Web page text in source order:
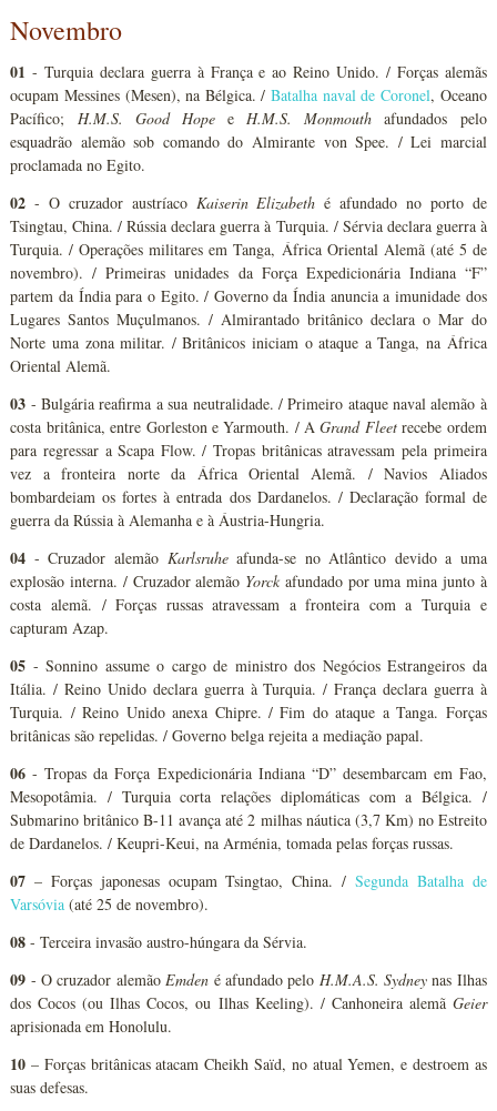
Novembro
01 - Turquia declara guerra à França e ao Reino Unido. / Forças alemãs
ocupam Messines (Mesen), na Bélgica. /Batalha naval de Coronel, Oceano
Pacífico; H.M.S. Good Hopee H.M.S. Monmouth afundados pelo
esquadrão alemão sob comando do Almirante von Spee. / Lei marcial
proclamada no Egito.
02 - O cruzador austríaco Kaiserin Elizabeth é afundado no porto de
Tsingtau, China. / Rússia declara guerra à Turquia. / Sérvia declara guerra à
Turquia. / Operações militares em Tanga, África Oriental Alemã (até 5 de
novembro). / Primeiras unidades da Força Expedicionária Indiana “F”
partem da Índia para o Egito. / Governo da Índia anuncia a imunidade dos
Lugares Santos Muçulmanos. / Almirantado britânico declara o Mar do
Norte uma zona militar. / Britânicos iniciam o ataque a Tanga, na África
Oriental Alemã.
03 - Bulgária reafirma a sua neutralidade. / Primeiro ataque naval alemão à
costa britânica, entre Gorleston e Yarmouth. / AGrand Fleetrecebe ordem
para regressar a Scapa Flow. / Tropas britânicas atravessam pela primeira
vez a fronteira norte da África Oriental Alemã. / Navios Aliados
bombardeiam os fortes à entrada dos Dardanelos. / Declaração formal de
guerra da Rússia à Alemanha e à Áustria-Hungria.
04 - Cruzador alemão Karlsruheafunda-se no Atlântico devido a uma
explosão interna. / Cruzador alemão Yorck afundado por uma mina junto à
costa alemã. / Forças russas atravessam a fronteira com a Turquia e
capturam Azap.
05 - Sonnino assume o cargo de ministro dos Negócios Estrangeiros da
Itália. / Reino Unido declara guerra à Turquia. / França declara guerra à
Turquia. / Reino Unido anexa Chipre. / Fim do ataque a Tanga. Forças
britânicas são repelidas. / Governo belga rejeita a mediação papal.
06 - Tropas da Força Expedicionária Indiana “D” desembarcam em Fao,
Mesopotâmia. / Turquia corta relações diplomáticas com a Bélgica. /
Submarino britânico B-11 avança até 2 milhas náutica (3,7 Km) no Estreito
de Dardanelos. / Keupri-Keui, na Arménia, tomada pelas forças russas.
07 – Forças japonesas ocupam Tsingtao, China. / Segunda Batalha de
Varsóvia (até 25 de novembro).
08 - Terceira invasão austro-húngara da Sérvia.
09 - O cruzador alemão Emden é afundado pelo H.M.A.S. Sydneynas Ilhas
dos Cocos (ou Ilhas Cocos, ou Ilhas Keeling). / Canhoneira alemã Geier
aprisionada em Honolulu.
10 – Forças britânicas atacam Cheikh Saïd, no atual Yemen, e destroem as
suas defesas.